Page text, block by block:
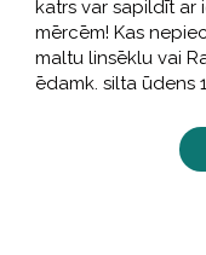
katrs var sapildīt ar
mērcēm! Kas
maltu linsēklu vai
ēdamk. silta ūdens 1